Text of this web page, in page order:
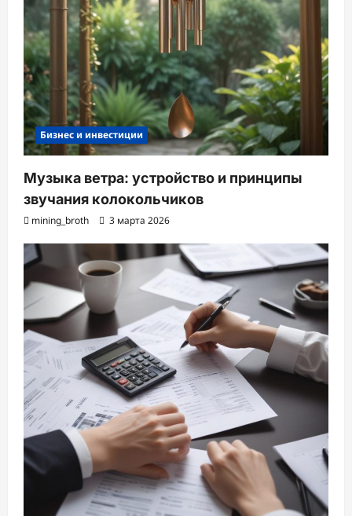
Бизнес и инвестиции
Музыка ветра: устройство и принципы
звучания колокольчиков
mining_broth 3 марта 2026